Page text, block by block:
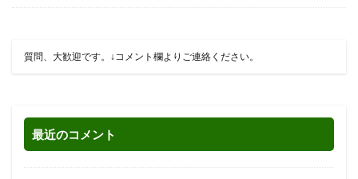
質問、大歓迎です。↓コメント欄よりご連絡ください。
最近のコメント